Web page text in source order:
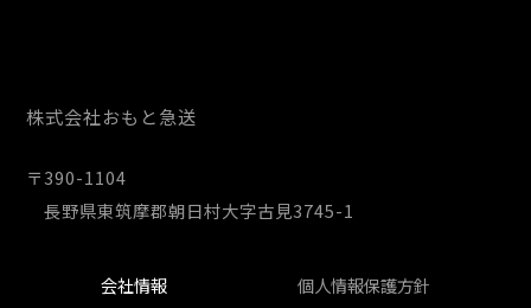
株式会社おもと急送
〒390-1104
長野県東筑摩郡朝日村大字古見3745-1
会社情報
個人情報保護方針